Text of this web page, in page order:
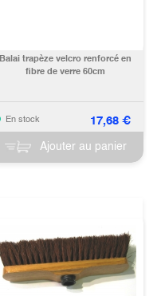
Balai trapèze velcro renforcé en
fibre de verre 60cm
En stock 17,68€
Ajouter au panier